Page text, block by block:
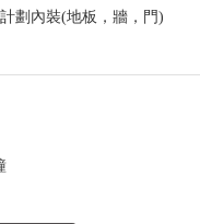
劃內裝(地板，牆，門)